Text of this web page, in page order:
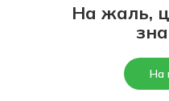
На жаль,
На